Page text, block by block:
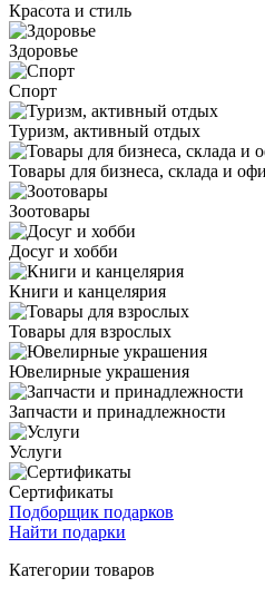
Красота и стиль
Здоровье
Спорт
Туризм, активный отдых
Товары для бизнеса, склада и
Зоотовары
Досуг и хобби
Книги и канцелярия
Товары для взрослых
Ювелирные украшения
Запчасти и принадлежности
Услуги
Сертификаты
Подборщик подарков
Найти подарки
Категории товаров